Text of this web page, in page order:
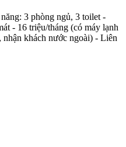
3 phòng ngủ, 3 toilet -
- 16 triệu/tháng (có máy lạnh
khách nước ngoài) - Liên